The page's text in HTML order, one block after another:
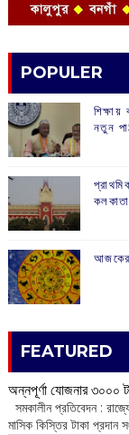
POPULER
নতুন
FEATURED
অন্নপূর্ণা যোজনার ৩০০০
সমকালীন প্রতিবেদন :
মাসিক কিস্তির টাকা